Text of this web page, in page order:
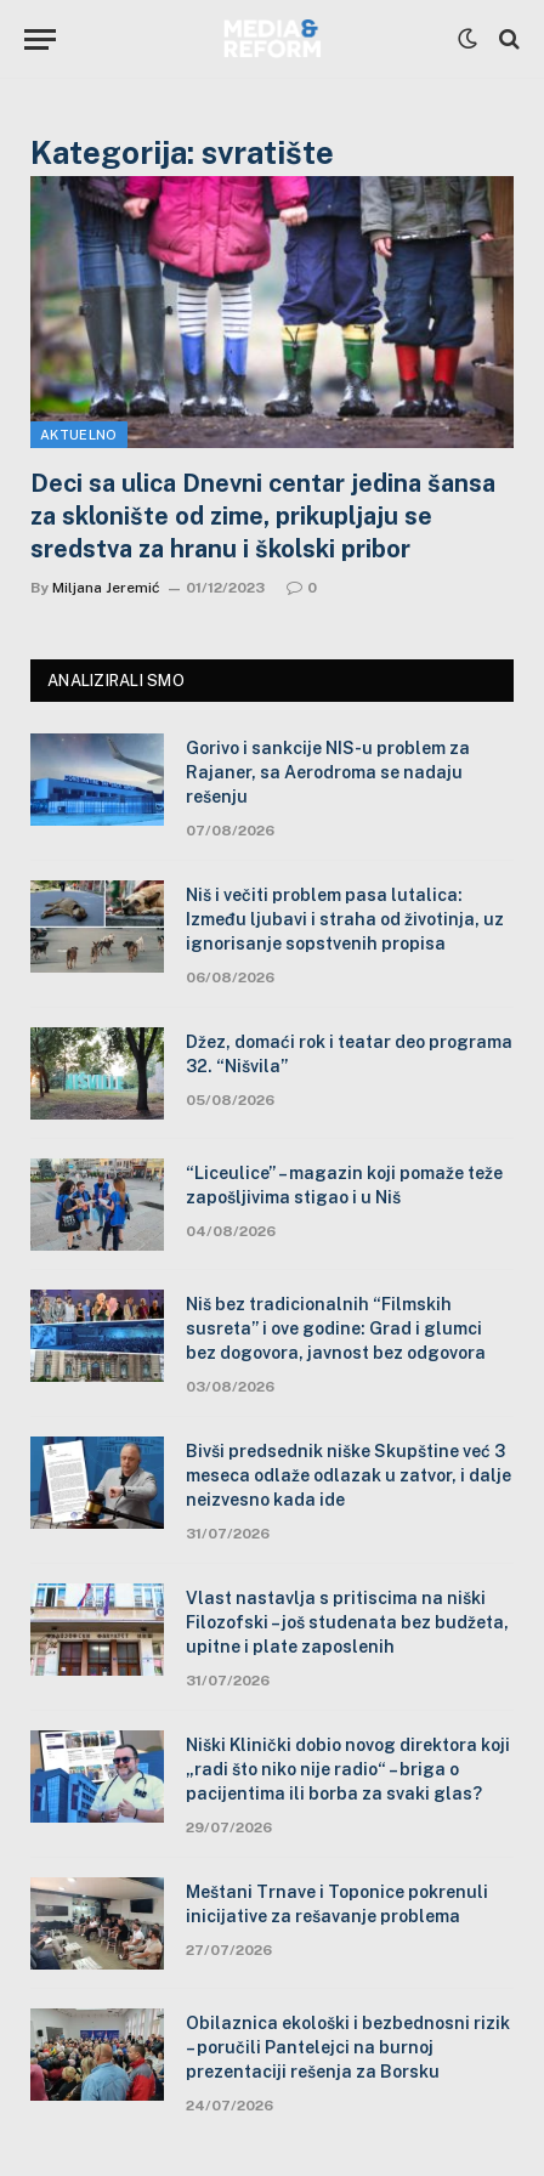
Kategorija: svratište
AKTUELNO
Deci sa ulica Dnevni centar jedina šansa
za sklonište od zime, prikupljaju se
sredstva za hranu i školski pribor
By Miljana Jeremić 01/12/2023 0
ANALIZIRALI SMO
Gorivo i sankcije NIS-u problem za
Rajaner, sa Aerodroma se nadaju
rešenju
07/08/2026
Niš i večiti problem pasa lutalica:
Između ljubavi i straha od životinja, uz
ignorisanje sopstvenih propisa
06/08/2026
Džez, domaći rok i teatar deo programa
32. “Nišvila”
05/08/2026
“Liceulice” – magazin koji pomaže teže
zapošljivima stigao i u Niš
04/08/2026
Niš bez tradicionalnih “Filmskih
susreta” i ove godine: Grad i glumci
bez dogovora, javnost bez odgovora
03/08/2026
Bivši predsednik niške Skupštine već 3
meseca odlaže odlazak u zatvor, i dalje
neizvesno kada ide
31/07/2026
Vlast nastavlja s pritiscima na niški
Filozofski – još studenata bez budžeta,
upitne i plate zaposlenih
31/07/2026
Niški Klinički dobio novog direktora koji
„radi što niko nije radio“ – briga o
pacijentima ili borba za svaki glas?
29/07/2026
Meštani Trnave i Toponice pokrenuli
inicijative za rešavanje problema
27/07/2026
Obilaznica ekološki i bezbednosni rizik
– poručili Pantelejci na burnoj
prezentaciji rešenja za Borsku
24/07/2026